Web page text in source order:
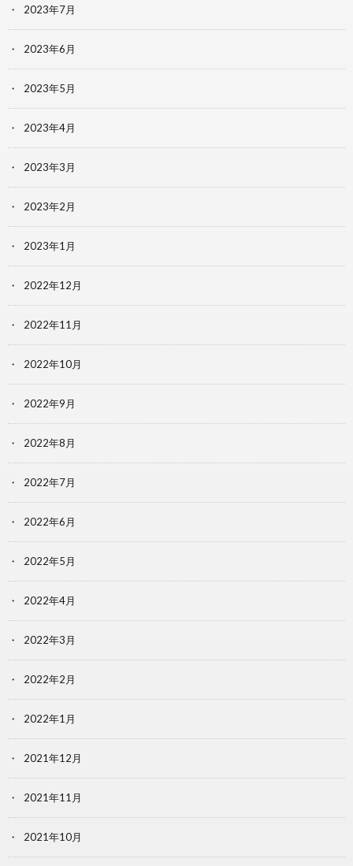
2023年7月
2023年6月
2023年5月
2023年4月
2023年3月
2023年2月
2023年1月
2022年12月
2022年11月
2022年10月
2022年9月
2022年8月
2022年7月
2022年6月
2022年5月
2022年4月
2022年3月
2022年2月
2022年1月
2021年12月
2021年11月
2021年10月